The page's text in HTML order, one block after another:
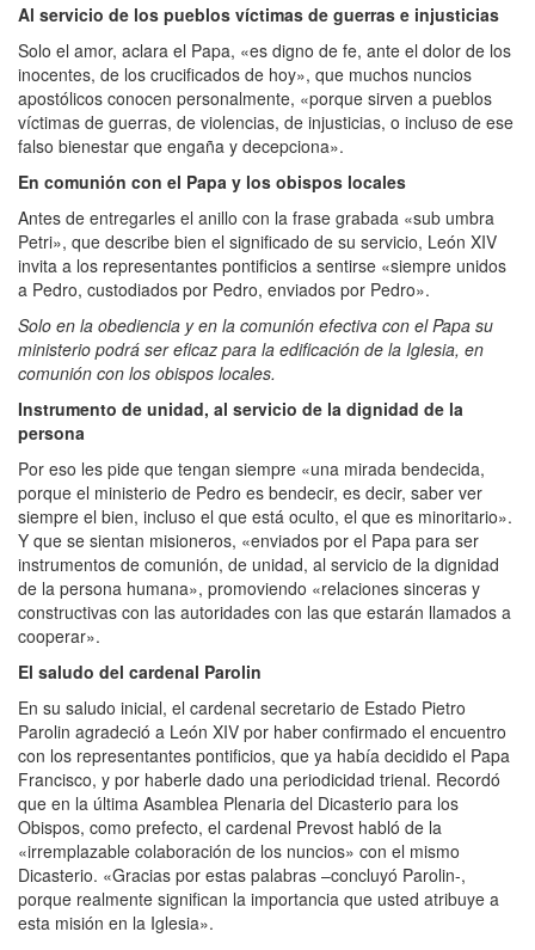
Al servicio de los pueblos víctimas de guerras e injusticias
Solo el amor, aclara el Papa, «es digno de fe, ante el dolor de los
inocentes, de los crucificados de hoy», que muchos nuncios
apostólicos conocen personalmente, «porque sirven a pueblos
víctimas de guerras, de violencias, de injusticias, o incluso de ese
falso bienestar que engaña y decepciona».
En comunión con el Papa y los obispos locales
Antes de entregarles el anillo con la frase grabada «sub umbra
Petri», que describe bien el significado de su servicio, León XIV
invita a los representantes pontificios a sentirse «siempre unidos
a Pedro, custodiados por Pedro, enviados por Pedro».
Solo en la obediencia y en la comunión efectiva con el Papa su
ministerio podrá ser eficaz para la edificación de la Iglesia, en
comunión con los obispos locales.
Instrumento de unidad, al servicio de la dignidad de la
persona
Por eso les pide que tengan siempre «una mirada bendecida,
porque el ministerio de Pedro es bendecir, es decir, saber ver
siempre el bien, incluso el que está oculto, el que es minoritario».
Y que se sientan misioneros, «enviados por el Papa para ser
instrumentos de comunión, de unidad, al servicio de la dignidad
de la persona humana», promoviendo «relaciones sinceras y
constructivas con las autoridades con las que estarán llamados a
cooperar».
El saludo del cardenal Parolin
En su saludo inicial, el cardenal secretario de Estado Pietro
Parolin agradeció a León XIV por haber confirmado el encuentro
con los representantes pontificios, que ya había decidido el Papa
Francisco, y por haberle dado una periodicidad trienal. Recordó
que en la última Asamblea Plenaria del Dicasterio para los
Obispos, como prefecto, el cardenal Prevost habló de la
«irremplazable colaboración de los nuncios» con el mismo
Dicasterio. «Gracias por estas palabras –concluyó Parolin-,
porque realmente significan la importancia que usted atribuye a
esta misión en la Iglesia».